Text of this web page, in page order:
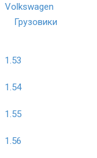
Volkswagen
Грузовики
1.53
1.54
1.55
1.56